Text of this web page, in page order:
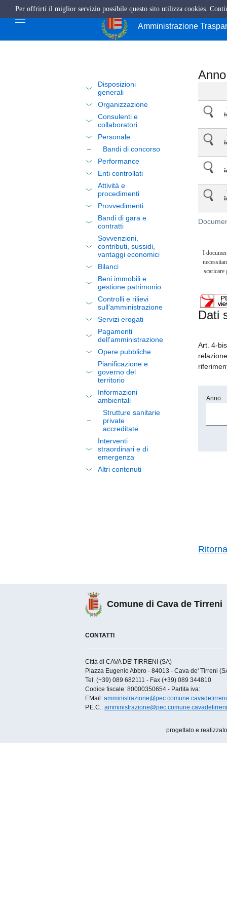
Città di Cava
Amministrazione
Disposizioni
generali
Organizzazione
Consulenti e
collaboratori
Personale
Bandi di concorso
Performance
Enti controllati
Attività e
procedimenti
Provvedimenti
Bandi di gara e
contratti
Sovvenzioni,
contributi, sussidi,
vantaggi economici
Bilanci
Beni immobili e
gestione patrimonio
Controlli e rilievi
sull'amministrazione
Servizi erogati
Pagamenti
dell'amministrazione
Opere pubbliche
Pianificazione e
governo del
territorio
Informazioni
ambientali
Strutture sanitarie
private
accreditate
Interventi
straordinari e di
emergenza
Altri contenuti
I
scaricare
Dati
Art. 4-
Anno
Comune di Cava de Tirreni
CONTATTI
Città di CAVA DE' TIRRENI (SA)
Piazza Eugenio Abbro - 84013 - Cava de' Tirreni
Tel. (+39) 089 682111 - Fax (+39) 089 344810
Codice fiscale: 80000350654 - Partita iva:
EMail:
P.E.C.:
progettato e
Per offrirti il miglior servizio possibile questo sito utilizza cookies.